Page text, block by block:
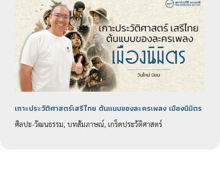
เกาะประวัติศาสตร์เสรีไทย ต้นแบบของละครเพลง เมืองนิมิตร
ศิลปะ-วัฒนธรรม, บทสัมภาษณ์, เกร็ดประวัติศาสตร์